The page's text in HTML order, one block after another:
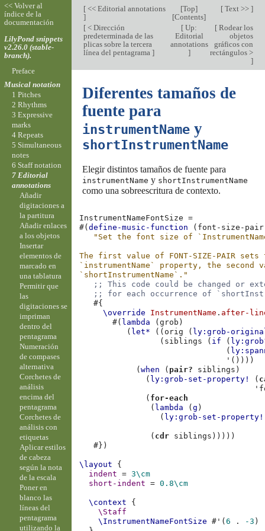
[<< Editorial annotations
]
[Top]
[Contents]
[Text >> ]
[< Dirección
predeterminada de las
plicas sobre la tercera
línea del pentagrama ]
[ Up:
Editorial
annotations
]
[Rodear los
objetos
gráficos con
rectángulos >
]
Diferentes tamaños de
fuente para
instrumentNamey
shortInstrumentName
Elegir distintos tamaños de fuente para
instrumentName y shortInstrumentName
como una sobreescritura de contexto.
InstrumentNameFontSize
=
#(define-music-function ( font-size-pair
"Set the font size of
The first value of FONT-SIZE-PAIR
`instrumentName` property, the
`shortInstrumentName`."
;; This code could be changed or
;; for each occurrence of
#{
\override
InstrumentName . after-
#( lambda (grob )
( let* (( orig ( ly:grob-
( siblings ( if (
(
' ())))
(when ( pair? siblings )
( ly:grob-set-property! (
( for-each
( lambda (g )
( ly:grob-set-property!
( cdr siblings )))))
#})
\layout
{
indent
= 3\cm
short-indent
= 0.8\cm
\context
{
\Staff
\InstrumentNameFontSize
# ' (6 . -3 )
<< Volver al
índice de la
documentación
LilyPond snippets
v2.26.0 (stable-
branch).
Preface
Musical notation
1 Pitches
2 Rhythms
3 Expressive
marks
4 Repeats
5 Simultaneous
notes
6 Staff notation
7 Editorial
annotations
Añadir
digitaciones a
la partitura
Añadir enlaces
a los objetos
Insertar
elementos de
marcado en
una tablatura
Permitir que
las
digitaciones se
impriman
dentro del
pentagrama
Numeración
de compases
alternativa
Corchetes de
análisis
encima del
pentagrama
Corchetes de
análisis con
etiquetas
Aplicar estilos
de cabeza
según la nota
de la escala
Poner en
blanco las
líneas del
pentagrama
utilizando la